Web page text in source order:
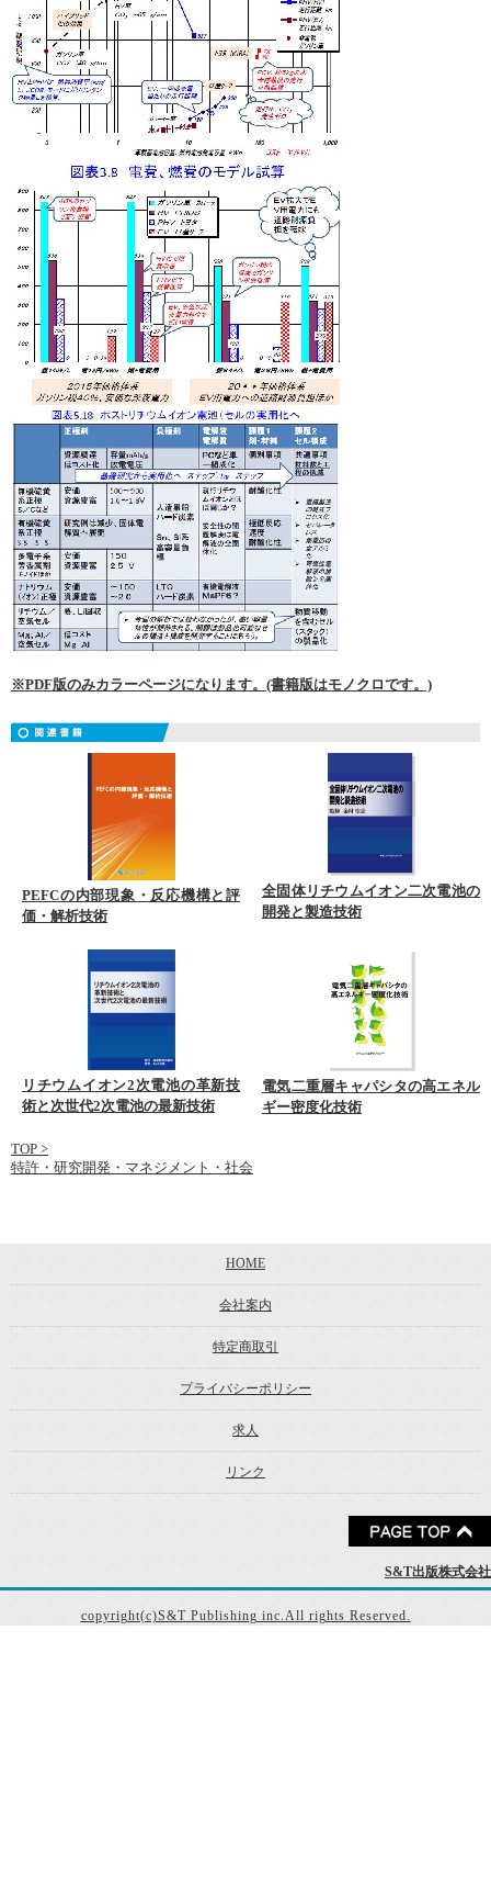
※PDF版のみカラーページになります。(書籍版はモノクロです。)
PEFCの内部現象・反応機構と評
価・解析技術
全固体リチウムイオン二次電池の
開発と製造技術
リチウムイオン2次電池の革新技
術と次世代2次電池の最新技術
電気二重層キャパシタの高エネル
ギー密度化技術
TOP >
特許・研究開発・マネジメント・社会
HOME
会社案内
特定商取引
プライバシーポリシー
求人
リンク
S&T出版株式会社
copyright(c)S&T Publishing inc.All rights Reserved.